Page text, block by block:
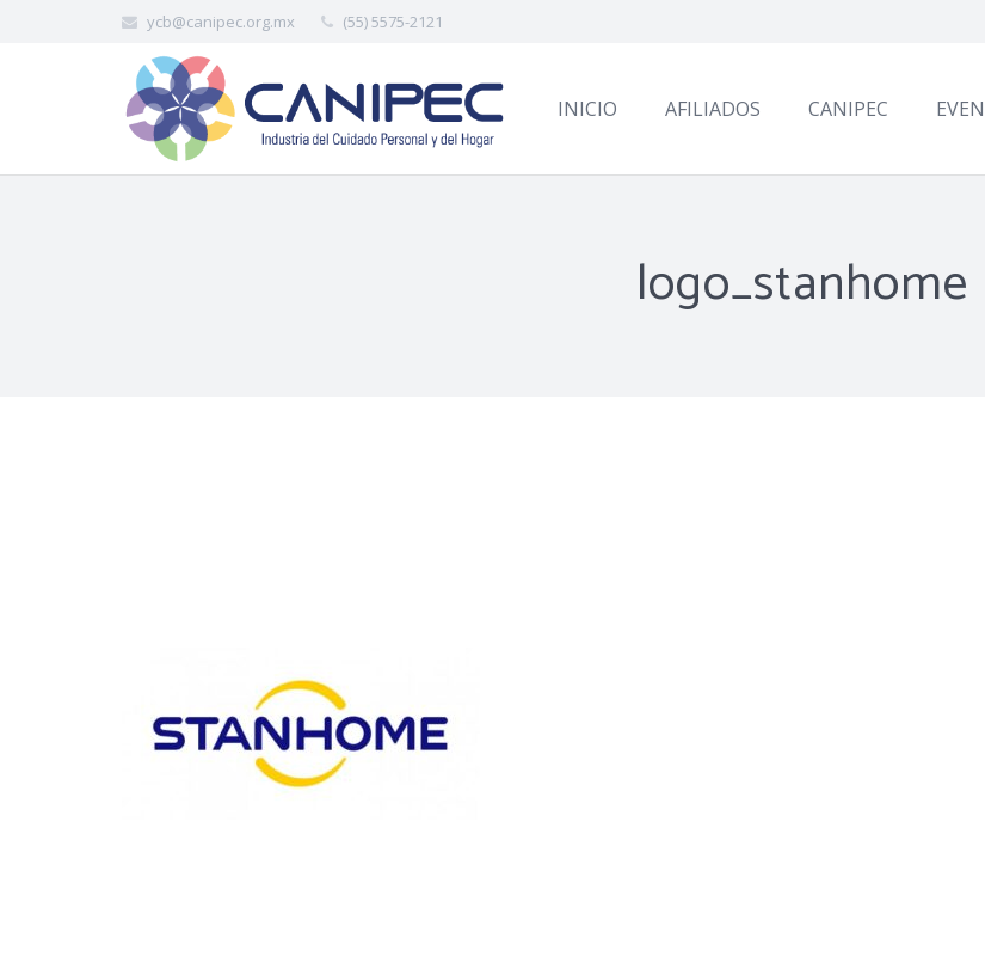
ycb@canipec.org.mx (55) 5575-2121
INICIO AFILIADOS CANIPEC
logo_stanhome